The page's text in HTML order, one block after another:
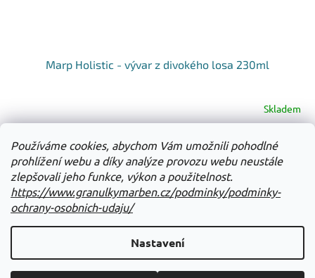
Používáme cookies, abychom Vám umožnili pohodlné
prohlížení webu a díky analýze provozu webu neustále
zlepšovali jeho funkce, výkon a použitelnost.
https://www.granulkymarben.cz/podminky/podminky-
ochrany-osobnich-udaju/
Nastavení
Marp Holistic - vývar z divokého losa 230ml
Skladem
64 Kč Do košíku
O
v
á
d
a
c
25 položek celkem
Vytvořil Shoptet